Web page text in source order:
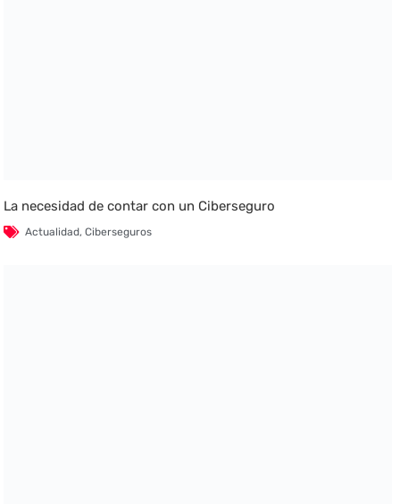
La necesidad de contar con un Ciberseguro
Actualidad,Ciberseguros